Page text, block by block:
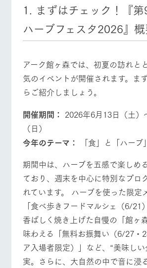
お連れの
お客様へ
お問い合
わせ・資
料請求
周遊バス
牧場内を巡る周
遊バスのご案内
動物とふれあう アクティビティ/体験
牧場マップを見る 周遊バス
よくあるご質問
団
ペットをお連れの
お客様へ お問
1. まずはチェック！『
ハーブフェスタ2026』
アーク館ヶ森では、初夏の訪れと
気のイベントが開催されます。ま
らご紹介しましょう。
開催期間： 2026年6月13日（土）
（日）
今年のテーマ：
「食」と「ハーブ」
期間中は、ハーブを五感で楽しめ
ており、週末を中心に特別なプロ
れています。 ハーブを使った限定
「食べ歩きフードマルシェ（6/21
香ばしく焼き上げた自慢の「館ヶ
味わえる「無料お振舞い（6/27・
ア入場者限定）」など、“美味し
実。さらに、大自然の中で音に浸